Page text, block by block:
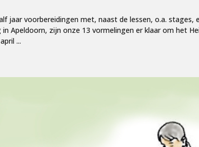
jaar voorbereidingen met, naast de lessen, o.a. stages,
in Apeldoorn, zijn onze 13 vormelingen er klaar om het
...